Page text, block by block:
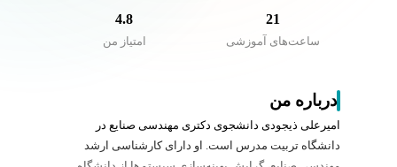
21
ساعت‌های آموزشی
4.8
امتیاز من
درباره من
امیرعلی ذیجودی دانشجوی دکتری مهندسی صنایع در
دانشگاه تربیت مدرس است. او دارای کارشناسی ارشد